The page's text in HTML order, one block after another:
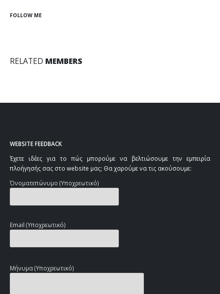
FOLLOW ME
RELATED MEMBERS
WEBSITE FEEDBACK
Έχετε ιδέες για το πώς μπορούμε να βελτιώσουμε την εμπειρία
πλοήγησής σας στο website μας; Θα χαρούμε να τις ακούσουμε:
Όνοματεπώνυμο (Υποχρεωτικό)
Email (Υποχρεωτικό)
Μήνυμα (Υποχρεωτικό)